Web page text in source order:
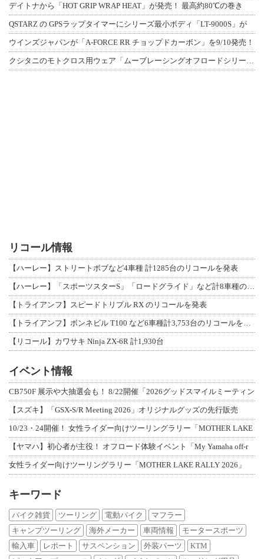
デイトナから「HOT GRIP WRAP HEAT」が発売！ 最高約80℃の巻き
QSTARZ の GPSラップタイマーにシリーズ最小ボディ「LT-9000S」が
ウインズジャパンが「A-FORCE RR チョップドカーボン」を9/10発売！
リコール情報
【ハーレー】ストリートボブなど4車種 計1285台のリコールを発表
【トライアンフ】スピードトリプル RX のリコールを発表
【リコール】カワサキ Ninja ZX-6R 計1,930台
イベント情報
CB750F 展示や大抽選会も！ 8/22開催「2026グッドスマイルミーティン
【スズキ】「GSX-S/R Meeting 2026」オリジナルグッズの先行販売
10/23・24開催！ 女性ライダー向けツーリングラリー「MOTHER LAKE
【ヤマハ】初心者が主役！ オフロード体験イベント「My Yamaha off-r
女性ライダー向けツーリングラリー「MOTHER LAKE RALLY 2026」
キーワード
バイク雑貨 ツーリング 電動バイク
マフラー
キャンプツーリング
海外メーカー 車両情報
モータースポーツ
輸入車
レポート サスペンション 外装パーツ
KTM